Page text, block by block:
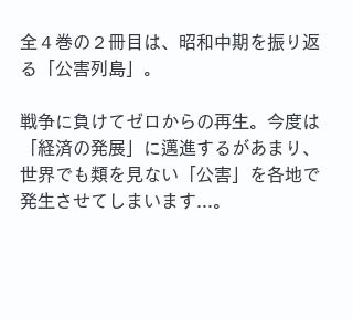
全４巻の２冊目は、昭和中期を振り返
る「公害列島」。
戦争に負けてゼロからの再生。今度は
「経済の発展」に邁進するがあまり、
世界でも類を見ない「公害」を各地で
発生させてしまいます...。